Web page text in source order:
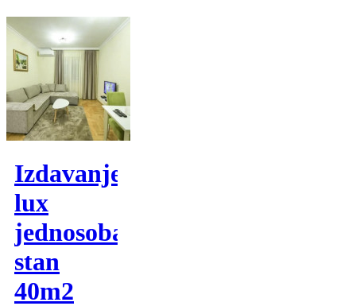
Izdavanje,
lux
jednosoban
stan
40m2